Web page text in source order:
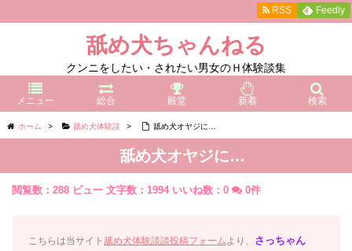
舐め犬ちゃんねる
クンニをしたい・されたい男女のＨ体験談集
メニュー 総合 殿堂 新着 検索
RSS Feedly
ホーム > 舐め犬体験談 > 舐め犬オヤジに…
舐め犬オヤジに…
閲覧数：288 ビュー 文字数：1994 いいね数： 0 0件
こちらは当サイト 舐め犬体験談談投稿フォーム より、 さっちゃん